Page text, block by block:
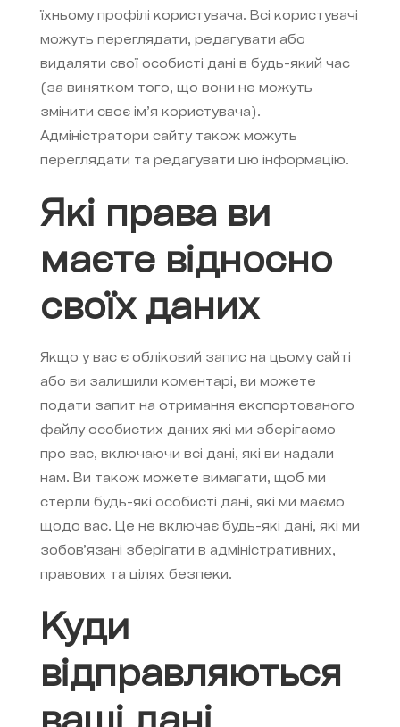
їхньому профілі користувача. Всі користувачі
можуть переглядати, редагувати або
видаляти свої особисті дані в будь-який час
(за винятком того, що вони не можуть
змінити своє ім’я користувача).
Адміністратори сайту також можуть
переглядати та редагувати цю інформацію.
Які права ви
маєте відносно
своїх даних
Якщо у вас є обліковий запис на цьому сайті
або ви залишили коментарі, ви можете
подати запит на отримання експортованого
файлу особистих даних які ми зберігаємо
про вас, включаючи всі дані, які ви надали
нам. Ви також можете вимагати, щоб ми
стерли будь-які особисті дані, які ми маємо
щодо вас. Це не включає будь-які дані, які ми
зобов’язані зберігати в адміністративних,
правових та цілях безпеки.
Куди
відправляються